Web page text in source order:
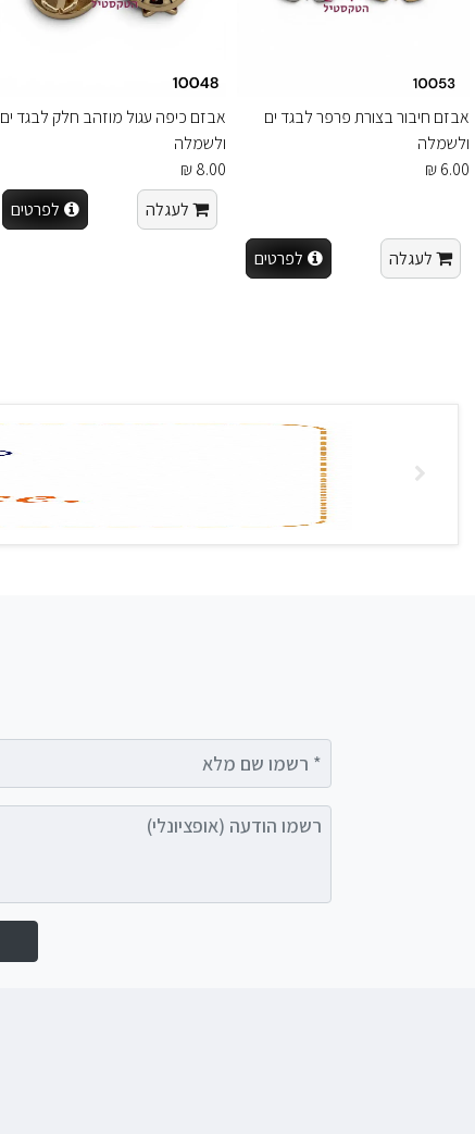
אבזם חיבור בצורת פרפר לבגד ים
ולשמלה
6.00 ₪
לעגלה לפרטים
אבזם כיפה עגול מוזהב חלק לבגד ים
ולשמלה
8.00 ₪
לעגלה
לפרטים
רשמו הודעה (אופציונלי)